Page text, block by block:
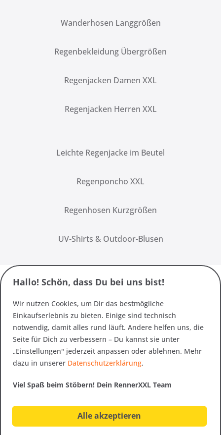
Wanderhosen Langgrößen
Regenbekleidung Übergrößen
Regenjacken Damen XXL
Regenjacken Herren XXL
Leichte Regenjacke im Beutel
Regenponcho XXL
Regenhosen Kurzgrößen
UV-Shirts & Outdoor-Blusen
Hallo! Schön, dass Du bei uns bist!
Wir nutzen Cookies, um Dir das bestmögliche
Einkaufserlebnis zu bieten. Einige sind technisch
notwendig, damit alles rund läuft. Andere helfen uns, die
Seite für Dich zu verbessern – Du kannst sie unter
„Einstellungen" jederzeit anpassen oder ablehnen. Mehr
dazu in unserer Datenschutzerklärung.
Viel Spaß beim Stöbern! Dein RennerXXL Team
Alle akzeptieren